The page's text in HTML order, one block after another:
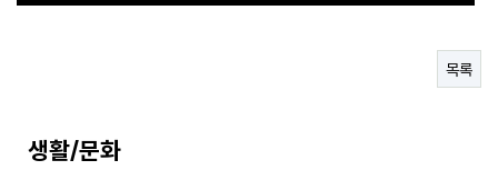
합니다“
목록
생활/문화